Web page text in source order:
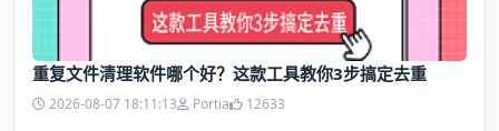
​重复文件清理软件哪个好？这款工具教你3步搞定去重
2026-08-07 18:11:13 Portia 12633